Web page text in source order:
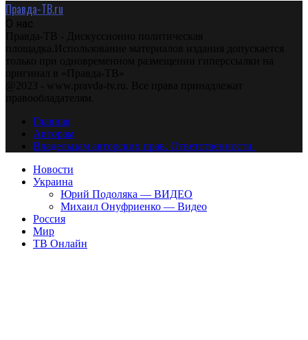
Правда-ТВ.ru
О нас
Правда-ТВ - Дискуссионно политическая
площадка.Использование материалов издания допускается
только при одновременном размещении гиперссылки на
оригинал в «Правда-ТВ»
@2023 - www.pravda-tv.ru. Все права принадлежат
правообладателям.
Главная
Авторам
Владельцам авторских прав. Ответственности.
Новости
Украина
Юрий Подоляка — ВИДЕО
Михаил Онуфриенко — Видео
Россия
Мир
ТВ Онлайн